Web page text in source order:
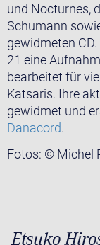
und Nocturnes,
Schumann
gewidmeten
21 eine
bearbeitet für
Katsaris. Ihre
gewidmet und
Danacord.
Fotos: © Michel
Etsuko